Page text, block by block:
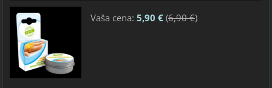
Vaša cena: 5,90 €(6,90 €)